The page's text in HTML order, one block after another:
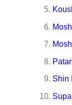
Shin